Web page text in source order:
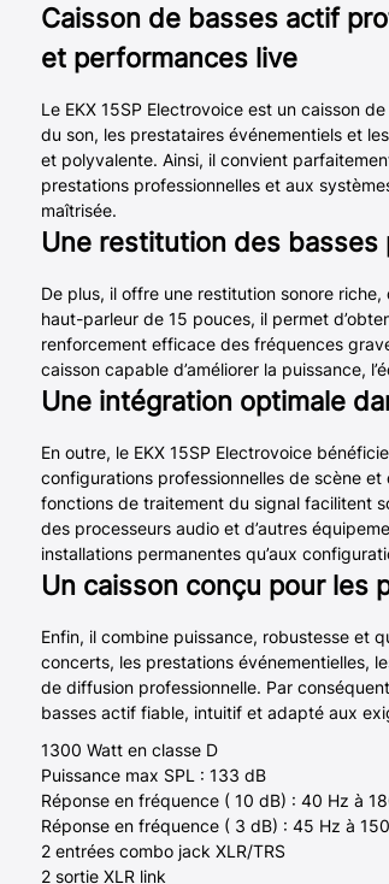
Caisson de basses actif
et performances live
Le EKX 15SP Electrovoice est un caisson
du son, les prestataires événementiels et
et polyvalente. Ainsi, il convient
prestations professionnelles et aux
maîtrisée.
Une restitution des
De plus, il offre une restitution sonore
haut-parleur de 15 pouces, il permet
renforcement efficace des fréquences
caisson capable d’améliorer la puissance,
Une intégration optimale
En outre, le EKX 15SP Electrovoice
configurations professionnelles de scène
fonctions de traitement du signal facilitent
des processeurs audio et d’autres
installations permanentes qu’aux
Un caisson conçu pour les
Enfin, il combine puissance, robustesse et
concerts, les prestations événementielles,
de diffusion professionnelle. Par
basses actif fiable, intuitif et adapté aux
1300 Watt en classe D
Puissance max SPL : 133 dB
Réponse en fréquence ( 10 dB) : 40 Hz à
Réponse en fréquence ( 3 dB) : 45 Hz à
2 entrées combo jack XLR/TRS
2 sortie XLR link